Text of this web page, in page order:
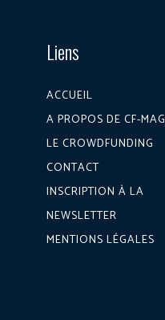
Liens
ACCUEIL
A PROPOS DE CF-MAG
LE CROWDFUNDING
CONTACT
INSCRIPTION À LA
NEWSLETTER
MENTIONS LÉGALES